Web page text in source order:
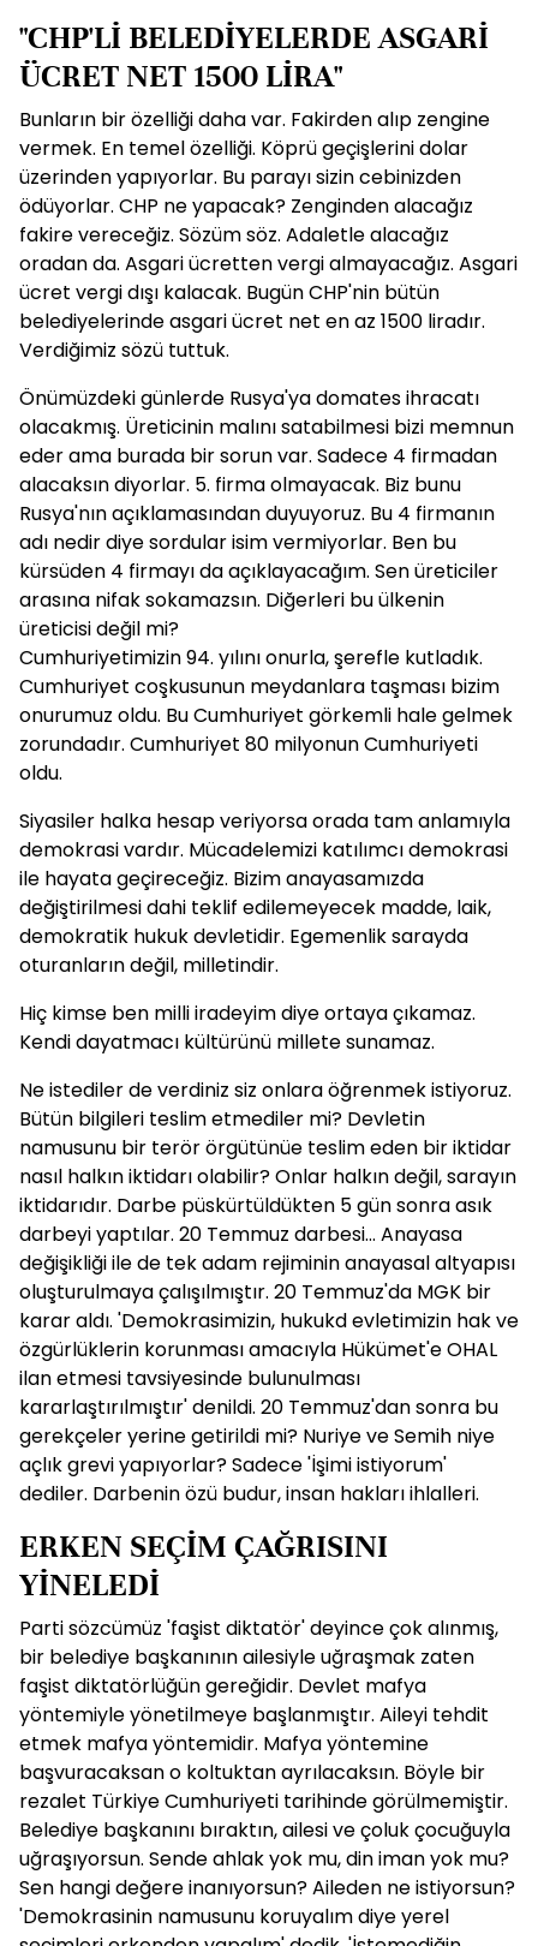
"CHP'Lİ BELEDİYELERDE ASGARİ
ÜCRET NET 1500 LİRA"
Bunların bir özelliği daha var. Fakirden alıp zengine
vermek. En temel özelliği. Köprü geçişlerini dolar
üzerinden yapıyorlar. Bu parayı sizin cebinizden
ödüyorlar. CHP ne yapacak? Zenginden alacağız
fakire vereceğiz. Sözüm söz. Adaletle alacağız
oradan da. Asgari ücretten vergi almayacağız. Asgari
ücret vergi dışı kalacak. Bugün CHP'nin bütün
belediyelerinde asgari ücret net en az 1500 liradır.
Verdiğimiz sözü tuttuk.
Önümüzdeki günlerde Rusya'ya domates ihracatı
olacakmış. Üreticinin malını satabilmesi bizi memnun
eder ama burada bir sorun var. Sadece 4 firmadan
alacaksın diyorlar. 5. firma olmayacak. Biz bunu
Rusya'nın açıklamasından duyuyoruz. Bu 4 firmanın
adı nedir diye sordular isim vermiyorlar. Ben bu
kürsüden 4 firmayı da açıklayacağım. Sen üreticiler
arasına nifak sokamazsın. Diğerleri bu ülkenin
üreticisi değil mi?
Cumhuriyetimizin 94. yılını onurla, şerefle kutladık.
Cumhuriyet coşkusunun meydanlara taşması bizim
onurumuz oldu. Bu Cumhuriyet görkemli hale gelmek
zorundadır. Cumhuriyet 80 milyonun Cumhuriyeti
oldu.
Siyasiler halka hesap veriyorsa orada tam anlamıyla
demokrasi vardır. Mücadelemizi katılımcı demokrasi
ile hayata geçireceğiz. Bizim anayasamızda
değiştirilmesi dahi teklif edilemeyecek madde, laik,
demokratik hukuk devletidir. Egemenlik sarayda
oturanların değil, milletindir.
Hiç kimse ben milli iradeyim diye ortaya çıkamaz.
Kendi dayatmacı kültürünü millete sunamaz.
Ne istediler de verdiniz siz onlara öğrenmek istiyoruz.
Bütün bilgileri teslim etmediler mi? Devletin
namusunu bir terör örgütünüe teslim eden bir iktidar
nasıl halkın iktidarı olabilir? Onlar halkın değil, sarayın
iktidarıdır. Darbe püskürtüldükten 5 gün sonra asık
darbeyi yaptılar. 20 Temmuz darbesi... Anayasa
değişikliği ile de tek adam rejiminin anayasal altyapısı
oluşturulmaya çalışılmıştır. 20 Temmuz'da MGK bir
karar aldı. 'Demokrasimizin, hukukd evletimizin hak ve
özgürlüklerin korunması amacıyla Hükümet'e OHAL
ilan etmesi tavsiyesinde bulunulması
kararlaştırılmıştır' denildi. 20 Temmuz'dan sonra bu
gerekçeler yerine getirildi mi? Nuriye ve Semih niye
açlık grevi yapıyorlar? Sadece 'İşimi istiyorum'
dediler. Darbenin özü budur, insan hakları ihlalleri.
ERKEN SEÇİM ÇAĞRISINI
YİNELEDİ
Parti sözcümüz 'faşist diktatör' deyince çok alınmış,
bir belediye başkanının ailesiyle uğraşmak zaten
faşist diktatörlüğün gereğidir. Devlet mafya
yöntemiyle yönetilmeye başlanmıştır. Aileyi tehdit
etmek mafya yöntemidir. Mafya yöntemine
başvuracaksan o koltuktan ayrılacaksın. Böyle bir
rezalet Türkiye Cumhuriyeti tarihinde görülmemiştir.
Belediye başkanını bıraktın, ailesi ve çoluk çocuğuyla
uğraşıyorsun. Sende ahlak yok mu, din iman yok mu?
Sen hangi değere inanıyorsun? Aileden ne istiyorsun?
'Demokrasinin namusunu koruyalım diye yerel